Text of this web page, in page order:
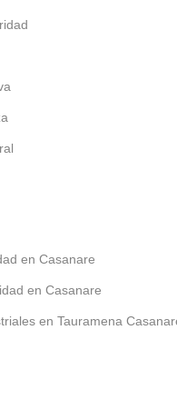
en Casanare
en Casanare
en Tauramena